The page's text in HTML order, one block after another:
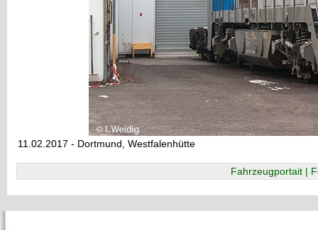
11.02.2017 - Dortmund, Westfalenhütte
Fahrzeugportait |